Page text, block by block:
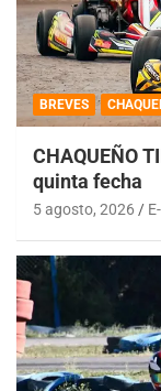
BREVES
CHAQUEÑO
quinta fecha
5 agosto, 2026